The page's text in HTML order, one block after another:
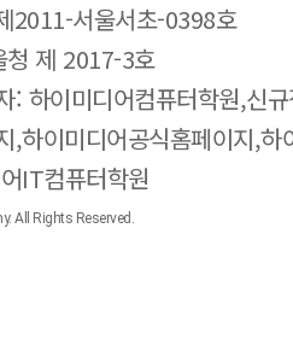
2011-서울서초-0398호
청 제 2017-3호
: 하이미디어컴퓨터학원,신
,하이미디어공식홈페이지,
IT컴퓨터학원
All Rights Reserved.